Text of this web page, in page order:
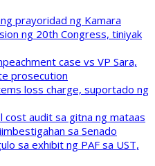
prayoridad ng Kamara
ng 20th Congress, tiniyak
case vs VP Sara,
prosecution
loss charge, suportado ng
cost audit sa gitna ng mataas
sa Senado
sa exhibit ng PAF sa UST,